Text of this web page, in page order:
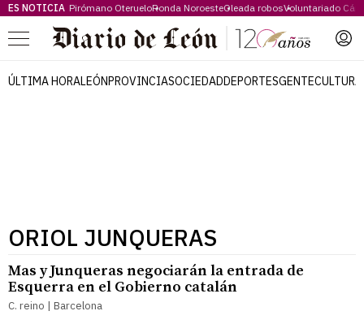
ES NOTICIA Pirómano OterueloRonda NoroesteOleada robosVoluntariado
Menú
ÚLTIMA HORALEÓNPROVINCIASOCIEDADDEPORTESGENTECULTURA
ORIOL JUNQUERAS
Mas y Junqueras negociarán la entrada de
Esquerra en el Gobierno catalán
C. reino | Barcelona